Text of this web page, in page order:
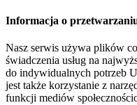
Informacja o
Nasz serwis używa plików
świadczenia usług na
do indywidualnych potrzeb
jest także korzystanie z
funkcji mediów